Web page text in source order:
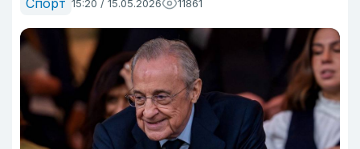
Спорт 15:20 / 15.05.2026 11861